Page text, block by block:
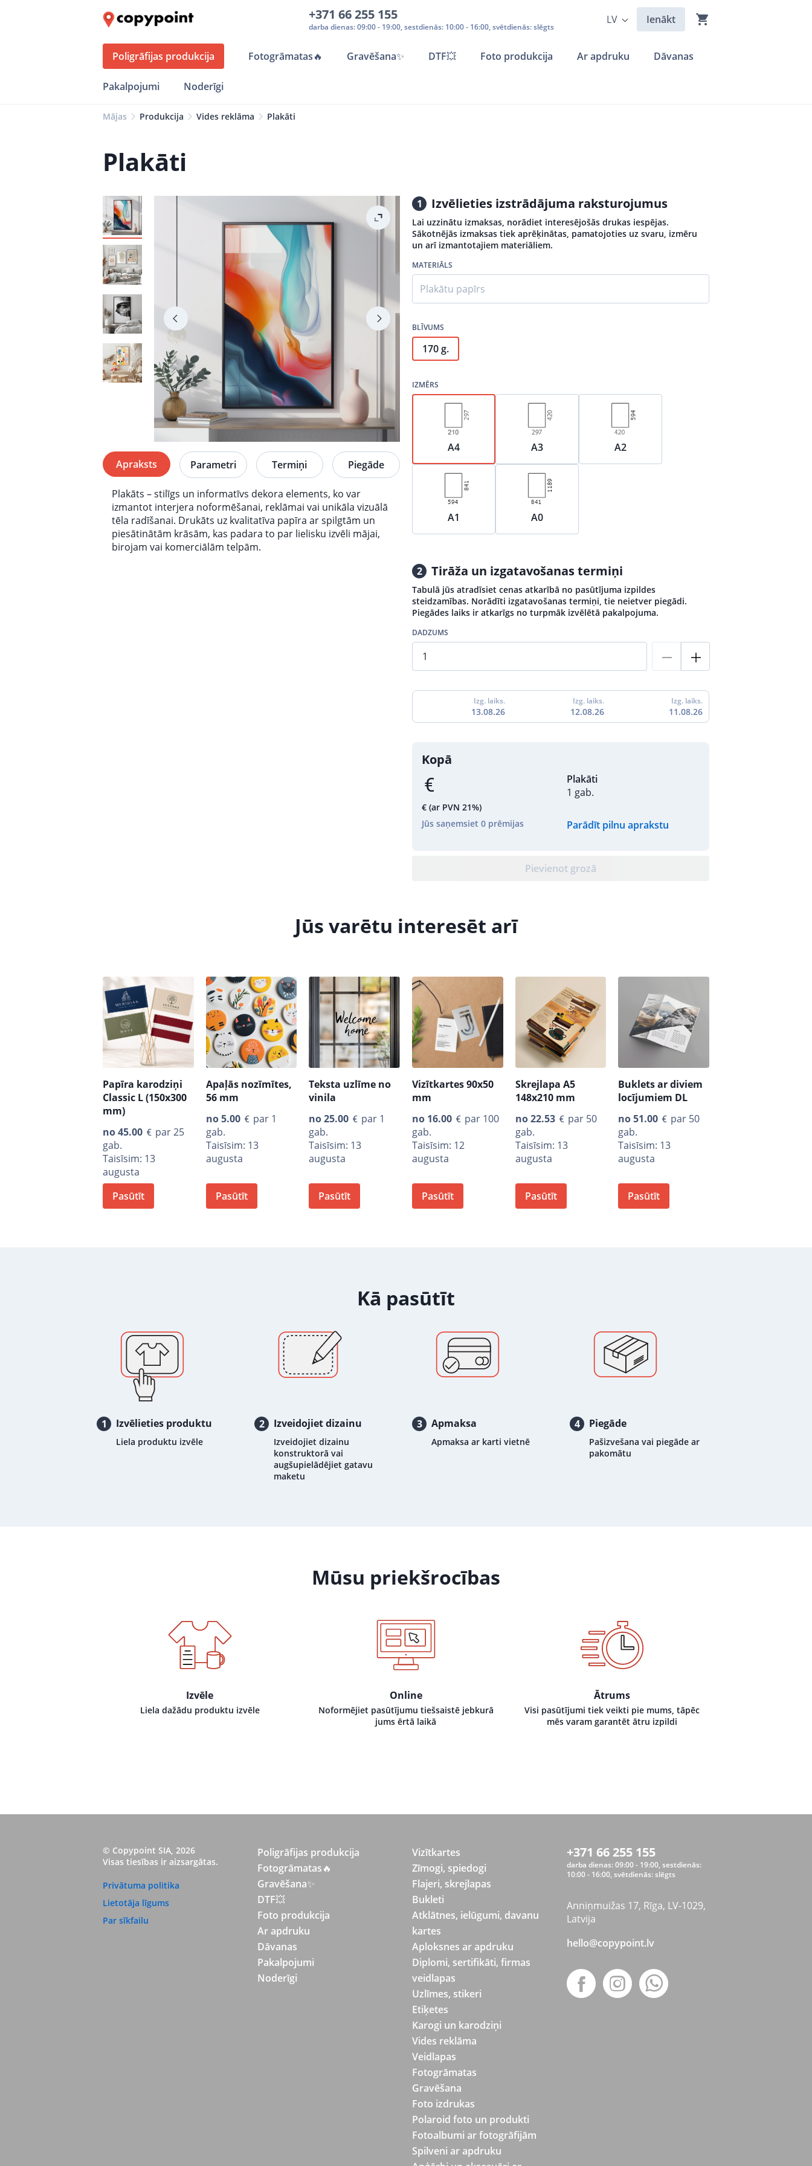
+371 66 255 155
darba dienas: 09:00 - 19:00, sestdienās: 10:00 - 16:00, svētdienās: slēgts
LV Ienākt
Poligrāfijas produkcija Fotogrāmatas🔥 Gravēšana✨ DTF💥 Foto produkcija Ar apdruku Dāvanas
Pakalpojumi Noderīgi
Mājas Produkcija Vides reklāma Plakāti
Plakāti
Apraksts Parametri Termiņi Piegāde
Plakāts – stilīgs un informatīvs dekora elements, ko var
izmantot interjera noformēšanai, reklāmai vai unikāla vizuālā
tēla radīšanai. Drukāts uz kvalitatīva papīra ar spilgtām un
piesātinātām krāsām, kas padara to par lielisku izvēli mājai,
birojam vai komerciālām telpām.
1 Izvēlieties izstrādājuma raksturojumus
Lai uzzinātu izmaksas, norādiet interesējošās drukas iespējas.
Sākotnējās izmaksas tiek aprēķinātas, pamatojoties uz svaru, izmēru
un arī izmantotajiem materiāliem.
MATERIĀLS
Plakātu papīrs
BLĪVUMS
170 g.
IZMĒRS
A4 A3 A2
A1 A0
2 Tirāža un izgatavošanas termiņi
Tabulā jūs atradīsiet cenas atkarībā no pasūtījuma izpildes
steidzamības. Norādīti izgatavošanas termiņi, tie neietver piegādi.
Piegādes laiks ir atkarīgs no turpmāk izvēlētā pakalpojuma.
DADZUMS
Izg. laiks.
13.08.26
Izg. laiks.
12.08.26
Izg. laiks.
11.08.26
Kopā
€ (ar PVN 21%)
Jūs saņemsiet 0 prēmijas
Plakāti
1 gab.
Parādīt pilnu aprakstu
Pievienot grozā
Jūs varētu interesēt arī
Papīra karodziņi
Classic L (150x300
mm)
no45.00
par 25
gab.
Taisīsim: 13
augusta
Pasūtīt
Apaļās nozīmītes,
56 mm
no5.00
par 1
gab.
Taisīsim: 13
augusta
Pasūtīt
Teksta uzlīme no
vinila
no25.00
par 1
gab.
Taisīsim: 13
augusta
Pasūtīt
Vizītkartes 90x50
mm
no 16.00
par 100
gab.
Taisīsim: 12
augusta
Pasūtīt
Skrejlapa A5
148x210 mm
no22.53
par 50
gab.
Taisīsim: 13
augusta
Pasūtīt
Buklets ar diviem
locījumiem DL
no51.00
par 50
gab.
Taisīsim: 13
augusta
Pasūtīt
Kā pasūtīt
1 Izvēlieties produktu
Liela produktu izvēle
2 Izveidojiet dizainu
Izveidojiet dizainu
konstruktorā vai
augšupielādējiet gatavu
maketu
3 Apmaksa
Apmaksa ar karti vietnē
4 Piegāde
Pašizvešana vai piegāde ar
pakomātu
Mūsu priekšrocības
Izvēle
Liela dažādu produktu izvēle
Online
Noformējiet pasūtījumu tiešsaistē jebkurā
jums ērtā laikā
Ātrums
Visi pasūtījumi tiek veikti pie mums, tāpēc
mēs varam garantēt ātru izpildi
© Copypoint SIA, 2026
Visas tiesības ir aizsargātas.
Privātuma politika
Lietotāja līgums
Par sīkfailu
Poligrāfijas produkcija
Fotogrāmatas🔥
Gravēšana✨
DTF💥
Foto produkcija
Ar apdruku
Dāvanas
Pakalpojumi
Noderīgi
Vizītkartes
Zīmogi, spiedogi
Flajeri, skrejlapas
Bukleti
Atklātnes, ielūgumi, davanu
kartes
Aploksnes ar apdruku
Diplomi, sertifikāti, firmas
veidlapas
Uzlīmes, stikeri
Etiķetes
Karogi un karodziņi
Vides reklāma
Veidlapas
Fotogrāmatas
Gravēšana
Foto izdrukas
Polaroid foto un produkti
Fotoalbumi ar fotogrāfijām
Spilveni ar apdruku
+371 66 255 155
darba dienas: 09:00 - 19:00, sestdienās:
10:00 - 16:00, svētdienās: slēgts
Anniņmuižas 17, Rīga, LV-1029,
Latvija
hello@copypoint.lv